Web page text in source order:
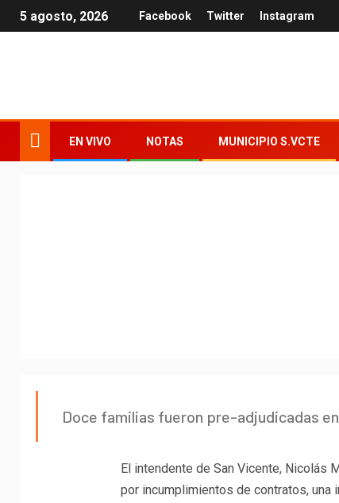
5 agosto, 2026 Facebook Twitter Instagram
EN VIVO NOTAS MUNICIPIO S.VCTE
Doce familias fueron pre-adjudicadas
El intendente de San Vicente, Nicolás
por incumplimientos de contratos, una